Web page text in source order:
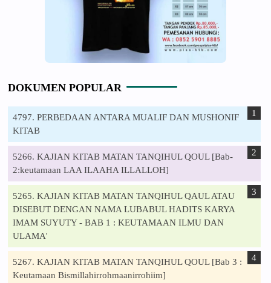
DOKUMEN POPULAR
4797. PERBEDAAN ANTARA MUALIF DAN MUSHONIF
KITAB
5266. KAJIAN KITAB MATAN TANQIHUL QOUL [Bab-
2:keutamaan LAA ILAAHA ILLALLOH]
5265. KAJIAN KITAB MATAN TANQIHUL QAUL ATAU
DISEBUT DENGAN NAMA LUBABUL HADITS KARYA
IMAM SUYUTY - BAB 1 : KEUTAMAAN ILMU DAN
ULAMA'
5267. KAJIAN KITAB MATAN TANQIHUL QOUL [Bab 3 :
Keutamaan Bismillahirrohmaanirrohiim]